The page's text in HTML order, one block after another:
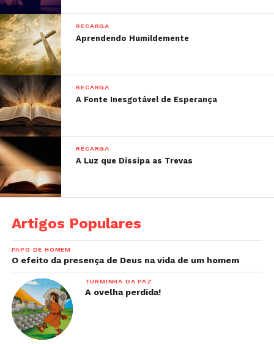
RECARGA
Aprendendo Humildemente
RECARGA
A Fonte Inesgotável de Esperança
RECARGA
A Luz que Dissipa as Trevas
Artigos Populares
PAPO DE HOMEM
O efeito da presença de Deus na vida de um homem
TURMINHA DA PAZ
A ovelha perdida!